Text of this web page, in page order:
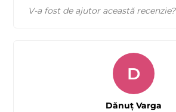
V-a fost de ajutor această recenzie?
D
Dănuț Varga